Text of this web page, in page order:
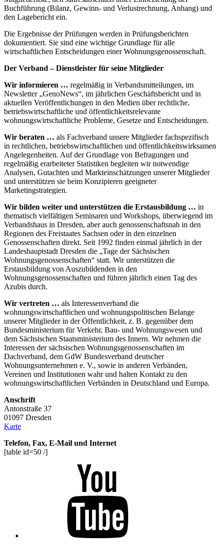
Buchführung (Bilanz, Gewinn- und Verlustrechnung, Anhang) und
den Lagebericht ein.
Die Ergebnisse der Prüfungen werden in Prüfungsberichten
dokumentiert. Sie sind eine wichtige Grundlage für alle
wirtschaftlichen Entscheidungen einer Wohnungsgenossenschaft.
Der Verband – Dienstleister für seine Mitglieder
Wir informieren … regelmäßig in Verbandsmitteilungen, im
Newsletter „GenoNews“, im jährlichen Geschäftsbericht und in
aktuellen Veröffentlichungen in den Medien über rechtliche,
betriebswirtschaftliche und öffentlichkeitsrelevante
wohnungswirtschaftliche Probleme, Gesetze und Entscheidungen.
Wir beraten … als Fachverband unsere Mitglieder fachspezifisch
in rechtlichen, betriebswirtschaftlichen und öffentlichkeitswirksamen
Angelegenheiten. Auf der Grundlage von Befragungen und
regelmäßig erarbeiteter Statistiken begleiten wir notwendige
Analysen, Gutachten und Markteinschätzungen unserer Mitglieder
und unterstützen sie beim Konzipieren geeigneter
Marketingstrategien.
Wir bilden weiter und unterstützen die Erstausbildung … in
thematisch vielfältigen Seminaren und Workshops, überwiegend im
Verbandshaus in Dresden, aber auch genossenschaftsnah in den
Regionen des Freistaates Sachsen oder in den einzelnen
Genossenschaften direkt. Seit 1992 finden einmal jährlich in der
Landeshauptstadt Dresden die „Tage der Sächsischen
Wohnungsgenossenschaften“ statt. Wir unterstützen die
Erstausbildung von Auszubildenden in den
Wohnungsgenossenschaften und führen jährlich einen Tag des
Azubis durch.
Wir vertreten … als Interessenverband die
wohnungswirtschaftlichen und wohnungspolitischen Belange
unserer Mitglieder in der Öffentlichkeit, z. B. gegenüber dem
Bundesministerium für Verkehr, Bau- und Wohnungswesen und
dem Sächsischen Staatsministerium des Innern. Wir nehmen die
Interessen der sächsischen Wohnungsgenossenschaften im
Dachverband, dem GdW Bundesverband deutscher
Wohnungsunternehmen e. V., sowie in anderen Verbänden,
Vereinen und Institutionen wahr und halten Kontakt zu den
wohnungswirtschaftlichen Verbänden in Deutschland und Europa.
Anschrift
Antonstraße 37
01097 Dresden
Karte
Telefon, Fax, E-Mail und Internet
[table id=50 /]